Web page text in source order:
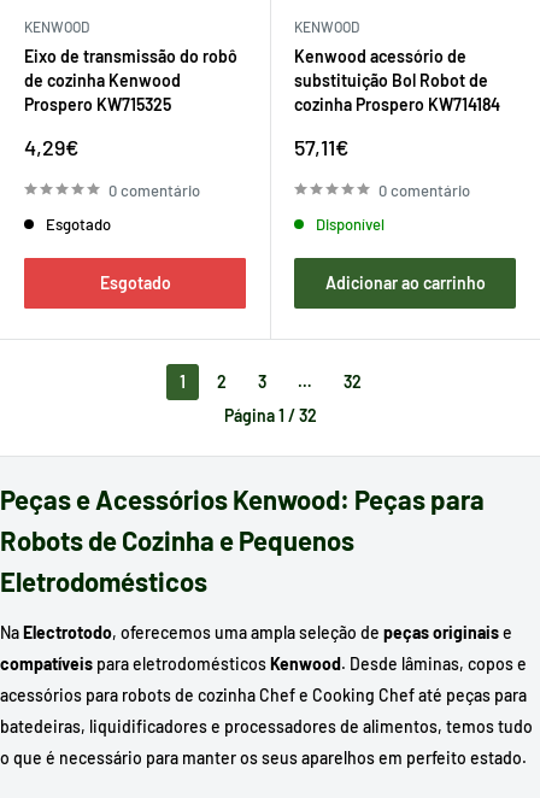
KENWOOD
Eixo de transmissão do robô
de cozinha Kenwood
Prospero KW715325
Preço
venda
4,29€
0 comentário
Esgotado
Esgotado
KENWOOD
Kenwood acessório de
substituição Bol Robot de
cozinha Prospero KW714184
Preço
venda
57,11€
0 comentário
Disponível
Adicionar ao carrinho
1 2 3 …
32
Página 1 / 32
Peças e Acessórios Kenwood: Peças para
Robots de Cozinha e Pequenos
Eletrodomésticos
NaElectrotodo, oferecemos uma ampla seleção de peças originaise
compatíveis para eletrodomésticosKenwood. Desde lâminas, copos e
acessórios para robots de cozinha Chef e Cooking Chef até peças para
batedeiras, liquidificadores e processadores de alimentos, temos tudo
o que é necessário para manter os seus aparelhos em perfeito estado.